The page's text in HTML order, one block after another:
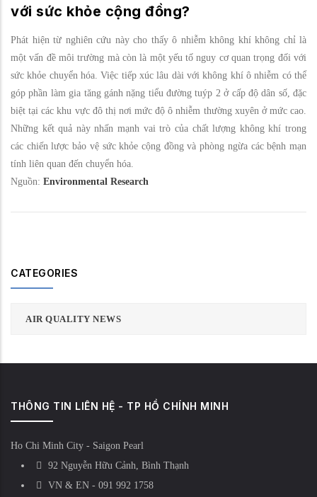
với sức khỏe cộng đồng?
Phát hiện từ nghiên cứu này cho thấy ô nhiễm không khí không chỉ là
một vấn đề môi trường mà còn là một yếu tố nguy cơ quan trọng đối với
sức khỏe chuyển hóa. Việc tiếp xúc lâu dài với không khí ô nhiễm có thể
góp phần làm gia tăng gánh nặng tiểu đường tuýp 2 ở cấp độ dân số, đặc
biệt tại các khu vực đô thị nơi mức độ ô nhiễm thường xuyên ở mức cao.
Những kết quả này nhấn mạnh vai trò của chất lượng không khí trong
các chiến lược bảo vệ sức khỏe cộng đồng và phòng ngừa các bệnh mạn
tính liên quan đến chuyển hóa.
Nguồn: Environmental Research
CATEGORIES
AIR QUALITY NEWS
THÔNG TIN LIÊN HỆ - TP HỒ CHÍNH MINH
Ho Chi Minh City - Saigon Pearl
92 Nguyễn Hữu Cảnh, Bình Thạnh
VN & EN - 091 992 1758